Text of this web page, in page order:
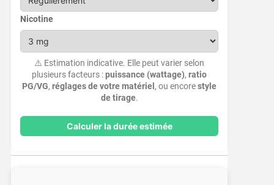
Nicotine
⚠️ Estimation indicative. Elle peut varier selon
plusieurs facteurs :puissance (wattage),ratio
PG/VG,réglages de votre matériel, ou encorestyle
de tirage.
Calculer la durée estimée